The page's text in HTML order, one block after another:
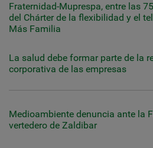
Fraternidad-Muprespa, entre las
del Chárter de la flexibilidad y el
Más Familia
La salud debe formar parte de la
corporativa de las empresas
Medioambiente denuncia ante la
vertedero de Zaldibar